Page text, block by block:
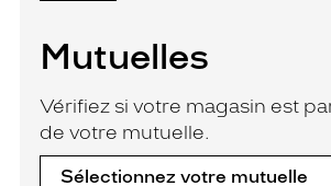
Mutuelles
Vérifiez si votre magasin est
de votre mutuelle.